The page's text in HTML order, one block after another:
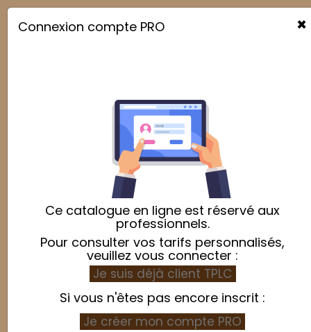
 ×
Connexion compte PRO
Ce catalogue en ligne est réservé aux
professionnels.
Pour consulter vos tarifs personnalisés,
veuillez vous connecter :
Je suis déjà client TPLC
Si vous n'êtes pas encore inscrit :
Je créer mon compte PRO